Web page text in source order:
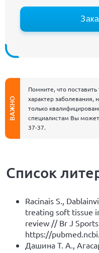
ВАЖНО
Помните, что
характер заболевания,
только
специалистам Вы
37-37.
Список
Racinais S.,
treating soft tissue
review // Br J
https://
Дашина Т. А.,